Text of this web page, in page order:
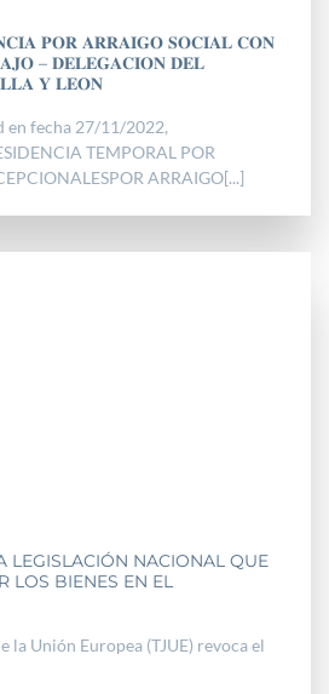
𝐏𝐎𝐑 𝐀𝐑𝐑𝐀𝐈𝐆𝐎 𝐒𝐎𝐂𝐈𝐀𝐋 𝐂𝐎𝐍
– 𝐃𝐄𝐋𝐄𝐆𝐀𝐂𝐈𝐎𝐍 𝐃𝐄𝐋
𝐘 𝐋𝐄𝐎𝐍
en fecha 27/11/2022,
TEMPORAL POR
ARRAIGO[...]
LEGISLACIÓN NACIONAL QUE
LOS BIENES EN EL
la Unión Europea (TJUE) revoca el